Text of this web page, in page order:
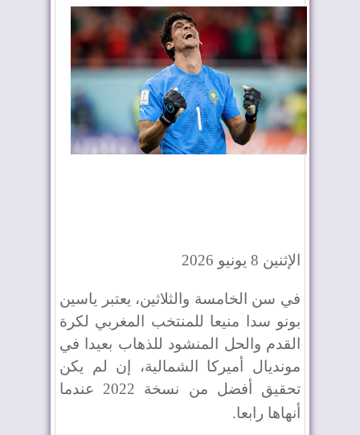
الإثنين 8 يونيو 2026
في سن الخامسة والثلاثين، يعتبر ياسين
بونو سدا منيعا للمنتخب المغربي لكرة
القدم والحل المنشود للذهاب بعيدا في
مونديال أميركا الشمالية، إن لم يكن
تحقيق أفضل من نسخة 2022 عندما
أنهاها رابعا.